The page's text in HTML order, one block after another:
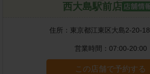
西大島駅前店
住所： 東京都江東区大島2-20-18
営業時間： 07:00-20:00
この店舗で予約する